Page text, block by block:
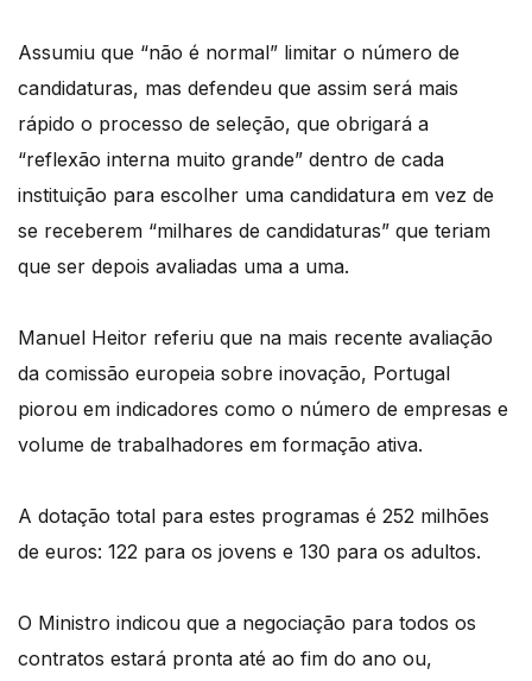
Assumiu que “não é normal” limitar o número de
candidaturas, mas defendeu que assim será mais
rápido o processo de seleção, que obrigará a
“reflexão interna muito grande” dentro de cada
instituição para escolher uma candidatura em vez de
se receberem “milhares de candidaturas” que teriam
que ser depois avaliadas uma a uma.
Manuel Heitor referiu que na mais recente avaliação
da comissão europeia sobre inovação, Portugal
piorou em indicadores como o número de empresas e
volume de trabalhadores em formação ativa.
A dotação total para estes programas é 252 milhões
de euros: 122 para os jovens e 130 para os adultos.
O Ministro indicou que a negociação para todos os
contratos estará pronta até ao fim do ano ou,